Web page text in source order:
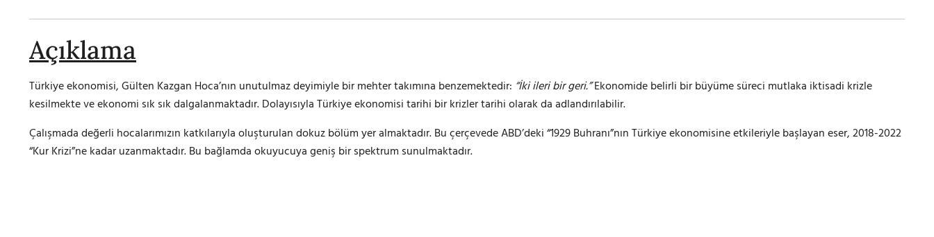
Açıklama
Türkiye ekonomisi, Gülten Kazgan Hoca’nın unutulmaz deyimiyle bir mehter takımına benzemektedir: “İki ileri bir geri.”Ekonomide belirli bir büyüme süreci mutlaka iktisadi krizle
kesilmekte ve ekonomi sık sık dalgalanmaktadır. Dolayısıyla Türkiye ekonomisi tarihi bir krizler tarihi olarak da adlandırılabilir.
Çalışmada değerli hocalarımızın katkılarıyla oluşturulan dokuz bölüm yer almaktadır. Bu çerçevede ABD’deki “1929 Buhranı”nın Türkiye ekonomisine etkileriyle başlayan eser, 2018-2022
“Kur Krizi”ne kadar uzanmaktadır. Bu bağlamda okuyucuya geniş bir spektrum sunulmaktadır.